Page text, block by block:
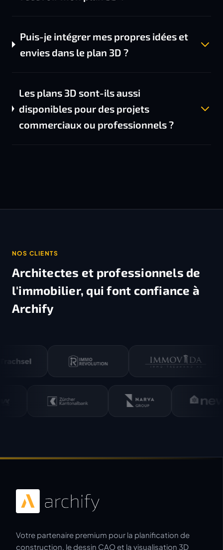
Puis-je intégrer mes propres idées et
envies dans le plan 3D ?
Les plans 3D sont-ils aussi
disponibles pour des projets
commerciaux ou professionnels ?
NOS CLIENTS
Architectes et professionnels de
l'immobilier, qui font confiance à
Archify
Votre partenaire premium pour la planification de
construction, le dessin CAO et la visualisation 3D